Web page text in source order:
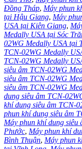
Đồng Tháp, Máy phun
tại Hậu Giang, Máy
USA tại Kiên Giang,
Medally USA tại Sóc
02WG Medally USA tại
TCN-02WG Medally
TCN-02WG Medally
siêu âm TCN-02WG
siêu âm TCN-02WG
siêu âm TCN-02WG
dung siêu âm TCN-
khí dung siêu âm TCN-
phun khí dung siêu âm
Máy phun khí dung
Phước, Máy phun khí
Bình Thuận, Máy phun